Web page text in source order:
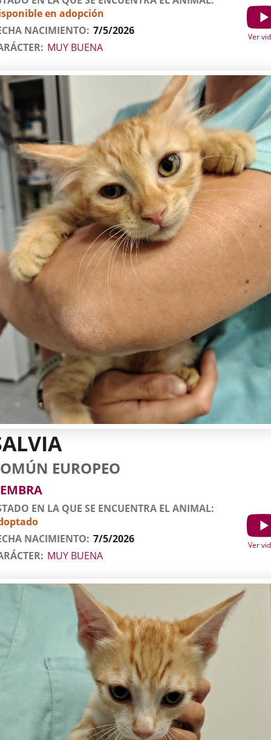
en adopción
NACIMIENTO 7/5/2026
MUY BUENA
Ver
Show
EUROPEO
EN LA QUE SE ENCUENTRA EL ANIMAL
NACIMIENTO 7/5/2026
MUY BUENA
Ver
Show